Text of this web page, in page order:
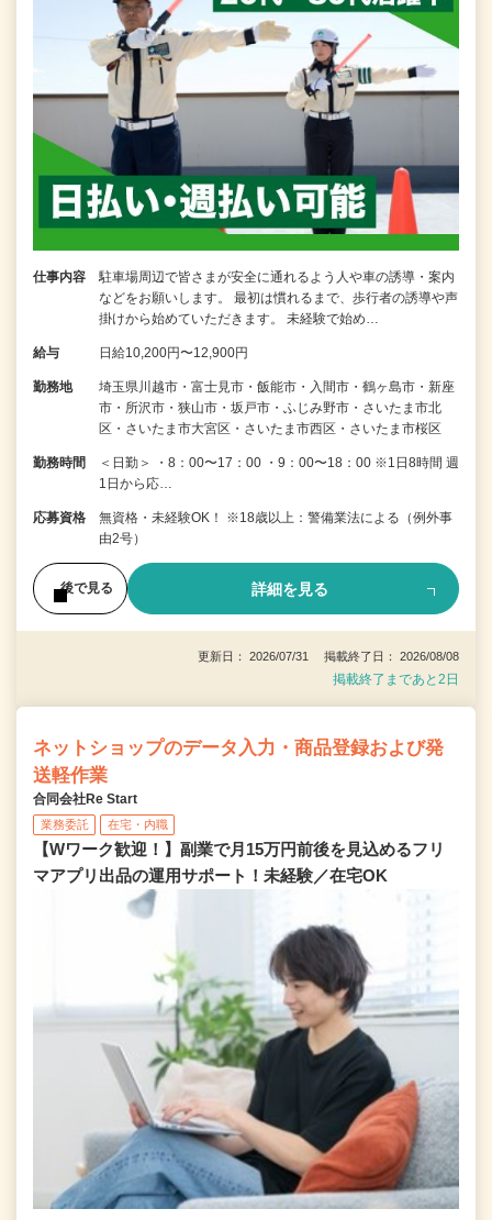
仕事内容
駐車場周辺で皆さまが安全に通れるよう人や車の誘導・案内
などをお願いします。 最初は慣れるまで、歩行者の誘導や声
掛けから始めていただきます。 未経験で始め…
給与 日給10,200円〜12,900円
勤務地
埼玉県川越市・富士見市・飯能市・入間市・鶴ヶ島市・新座
市・所沢市・狭山市・坂戸市・ふじみ野市・さいたま市北
区・さいたま市大宮区・さいたま市西区・さいたま市桜区
勤務時間
＜日勤＞ ・8：00〜17：00 ・9：00〜18：00 ※1日8時間 週
1日から応…
応募資格
無資格・未経験OK！ ※18歳以上：警備業法による（例外事
由2号）
後で見る 詳細を見る
更新日： 2026/07/31 掲載終了日： 2026/08/08
掲載終了まであと2日
ネットショップのデータ入力・商品登録および発
送軽作業
合同会社Re Start
業務委託 在宅・内職
【Wワーク歓迎！】副業で月15万円前後を見込めるフリ
マアプリ出品の運用サポート！未経験／在宅OK